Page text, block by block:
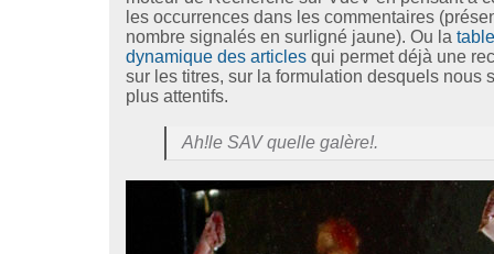
les occurrences dans les commentaires
nombre signalés en surligné jaune). Ou la table
dynamique des articles qui permet déjà une
sur les titres, sur la formulation desquels nous
plus attentifs.
Ah!le SAV quelle galère!.